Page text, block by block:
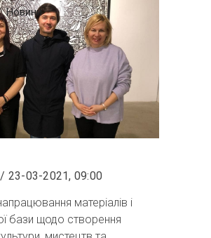
Новини
23-03-2021, 09:00
матеріалів і
бази щодо створення